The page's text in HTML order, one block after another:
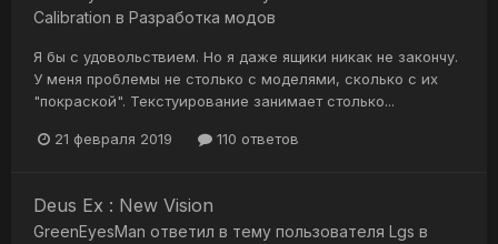
Calibration в Разработка модов
Я бы с удовольствием. Но я даже ящики никак не закончу.
У меня проблемы не столько с моделями, сколько с их
"покраской". Текстуирование занимает столько...
21 февраля 2019 110 ответов
Deus Ex : New Vision
GreenEyesMan ответил в тему пользователя Lgs в